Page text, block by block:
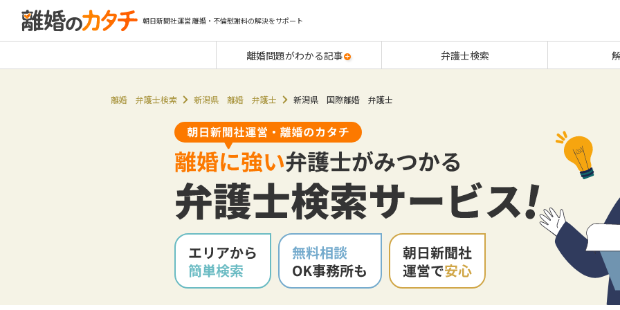
朝日新聞社運営 離婚・不倫慰謝料の解決をサポート
離婚問題がわかる記事 弁護士検索
離婚 弁護士検索 新潟県 離婚 弁護士 新潟県 国際離婚 弁護士